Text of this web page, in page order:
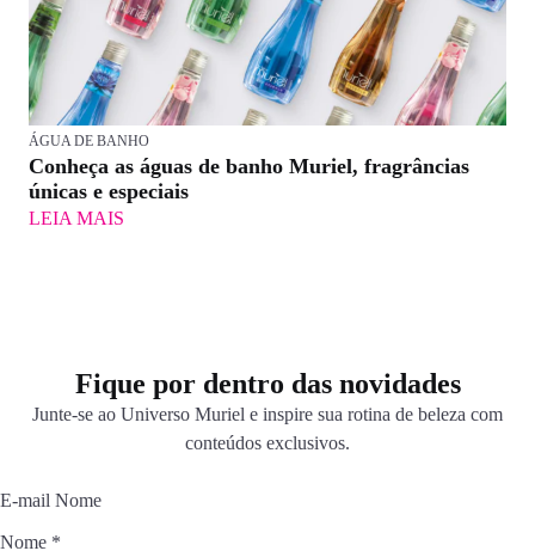
ÁGUA DE BANHO
Conheça as águas de banho Muriel, fragrâncias
únicas e especiais
LEIA MAIS
Fique por dentro das novidades
Junte-se ao Universo Muriel e inspire sua rotina de beleza com
conteúdos exclusivos.
E-mail Nome
Nome *